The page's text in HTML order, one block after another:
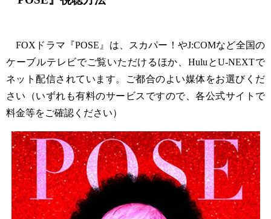
FOXドラマ『POSE』は、スカパー！やJ:COMなど全国の
ケーブルテレビでご覧いただけるほか、HuluとU-NEXTで
ネット配信されています。ご都合のよい媒体をお選びくだ
さい（いずれも有料のサービスですので、各公式サイトで
料金等をご確認ください）